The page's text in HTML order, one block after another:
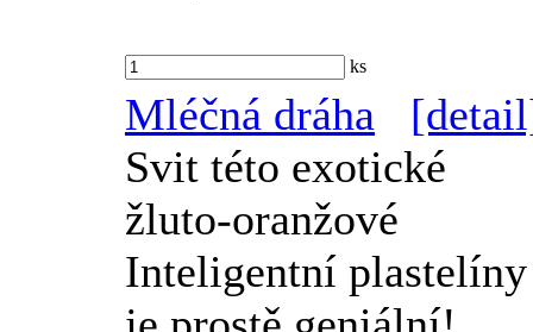
ks
Mléčná dráha
Svit této exotické
žluto-oranžové
Inteligentní plastelíny